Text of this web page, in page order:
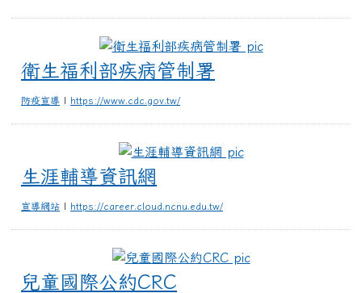
衛生福利部疾病
衛生福利部疾病管制署
防疫宣導 | https://www.cdc.gov.tw/
生涯輔導資訊網
生涯輔導資訊網
宣導網站 | https://career.cloud.ncnu.edu.tw/
兒童國際公約CRC
兒童國際公約CRC